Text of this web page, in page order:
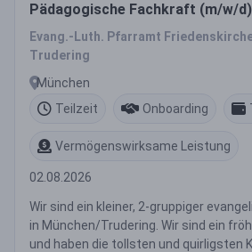
Pädagogische Fachkraft (m/w/d)
Evang.-Luth. Pfarramt
Trudering
München
Teilzeit
Onboarding
Vermögenswirksame Leistung
02.08.2026
Wir sind ein kleiner, 2-gruppiger
in München/Trudering. Wir sind ein
und haben die tollsten und quirligsten